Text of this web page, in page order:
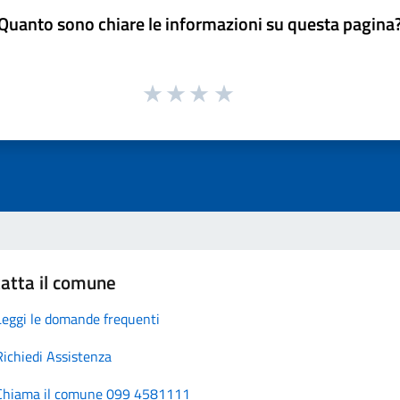
sono chiare le informazioni su questa
il comune
le domande frequenti
Assistenza
il comune 099 4581111